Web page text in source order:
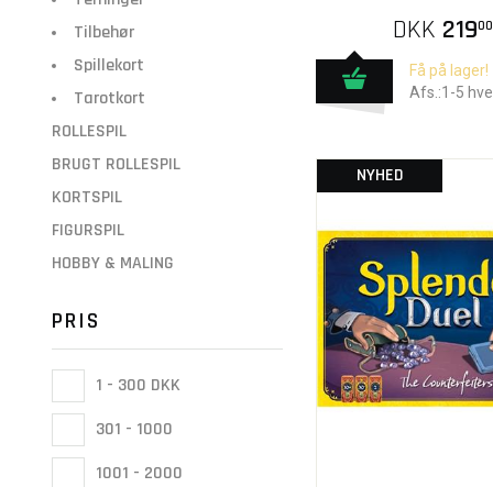
Tilbehør
Spillekort
Tarotkort
ROLLESPIL
BRUGT ROLLESPIL
KORTSPIL
FIGURSPIL
HOBBY & MALING
PRIS
1 - 300 DKK
301 - 1000
1001 - 2000
DKK 21900
Få på lager!
Afs.:1-5
NYHED